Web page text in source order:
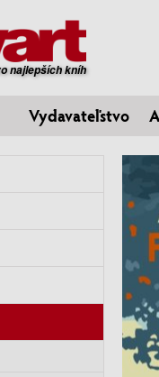
najlepších kníh
Vydavateľstvo